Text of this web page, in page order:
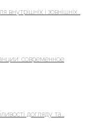
і зовнішніх...
современное
догляду та...